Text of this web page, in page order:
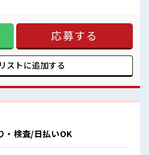
することもあります♪ ≪髪型自由≫ 基本
ぎたり奇抜でなければOKです！ (規定
≫ 制服があるので、 毎日の服装の悩
を目指せる≫ 高時給だらけの派遣のお
イPoint☆ 休憩室完備でランチや休憩も
応募する
ストに追加する
・検査/日払いOK